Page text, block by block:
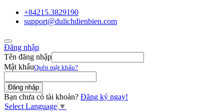
+84215.3829190
support@dulichdienbien.com
Đăng nhập
Tên đăng nhập
Mật khẩuQuên mật khẩu?
Bạn chưa có tài khoản? Đăng ký ngay!
Select Language ▼